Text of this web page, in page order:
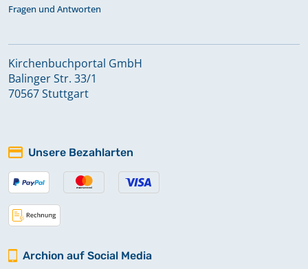
Fragen und Antworten
Kirchenbuchportal GmbH
Balinger Str. 33/1
70567 Stuttgart
Unsere Bezahlarten
Archion auf Social Media